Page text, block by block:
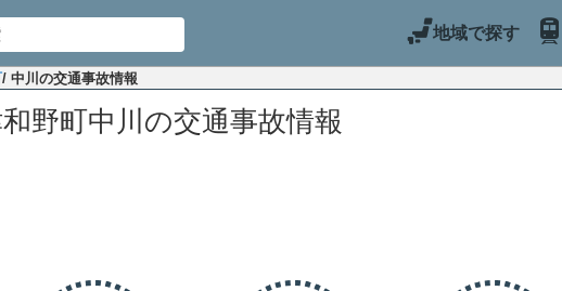
地域で探す
/ 中川の交通事故情報
野町中川の交通事故情報